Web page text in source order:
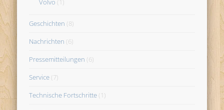
Volvo (1)
Geschichten (8)
Nachrichten (6)
Pressemitteilungen (6)
Service (7)
Technische Fortschritte (1)